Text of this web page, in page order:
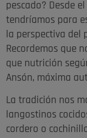
pescado? Desde
tendríamos para
la perspectiva del
Recordemos que
que nutrición
Ansón, máxima
La tradición nos
langostinos
cordero o